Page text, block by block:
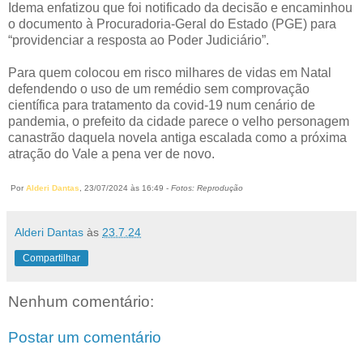
Idema enfatizou que foi notificado da decisão e encaminhou
o documento à Procuradoria-Geral do Estado (PGE) para
“providenciar a resposta ao Poder Judiciário”.
Para quem colocou em risco milhares de vidas em Natal
defendendo o uso de um remédio sem comprovação
científica para tratamento da covid-19 num cenário de
pandemia, o prefeito da cidade parece o velho personagem
canastrão daquela novela antiga escalada como a próxima
atração do Vale a pena ver de novo.
Por Alderi Dantas, 23/07/2024 às 16:49 - Fotos: Reprodução
Alderi Dantas às 23.7.24
Compartilhar
Nenhum comentário:
Postar um comentário